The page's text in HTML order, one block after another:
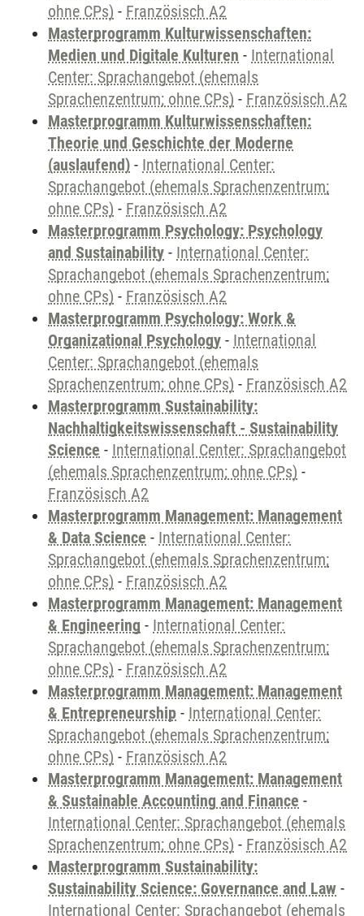
ohne CPs) - Französisch A2
Masterprogramm Kulturwissenschaften:
Medien und Digitale Kulturen - International
Center: Sprachangebot (ehemals
Sprachenzentrum; ohne CPs) - Französisch A2
Masterprogramm Kulturwissenschaften:
Theorie und Geschichte der Moderne
(auslaufend) - International Center:
Sprachangebot (ehemals Sprachenzentrum;
ohne CPs) - Französisch A2
Masterprogramm Psychology: Psychology
and Sustainability - International Center:
Sprachangebot (ehemals Sprachenzentrum;
ohne CPs) - Französisch A2
Masterprogramm Psychology: Work &
Organizational Psychology - International
Center: Sprachangebot (ehemals
Sprachenzentrum; ohne CPs) - Französisch A2
Masterprogramm Sustainability:
Nachhaltigkeitswissenschaft - Sustainability
Science - International Center: Sprachangebot
(ehemals Sprachenzentrum; ohne CPs) -
Französisch A2
Masterprogramm Management: Management
& Data Science - International Center:
Sprachangebot (ehemals Sprachenzentrum;
ohne CPs) - Französisch A2
Masterprogramm Management: Management
& Engineering - International Center:
Sprachangebot (ehemals Sprachenzentrum;
ohne CPs) - Französisch A2
Masterprogramm Management: Management
& Entrepreneurship - International Center:
Sprachangebot (ehemals Sprachenzentrum;
ohne CPs) - Französisch A2
Masterprogramm Management: Management
& Sustainable Accounting and Finance -
International Center: Sprachangebot (ehemals
Sprachenzentrum; ohne CPs) - Französisch A2
Masterprogramm Sustainability:
Sustainability Science: Governance and Law -
International Center: Sprachangebot (ehemals